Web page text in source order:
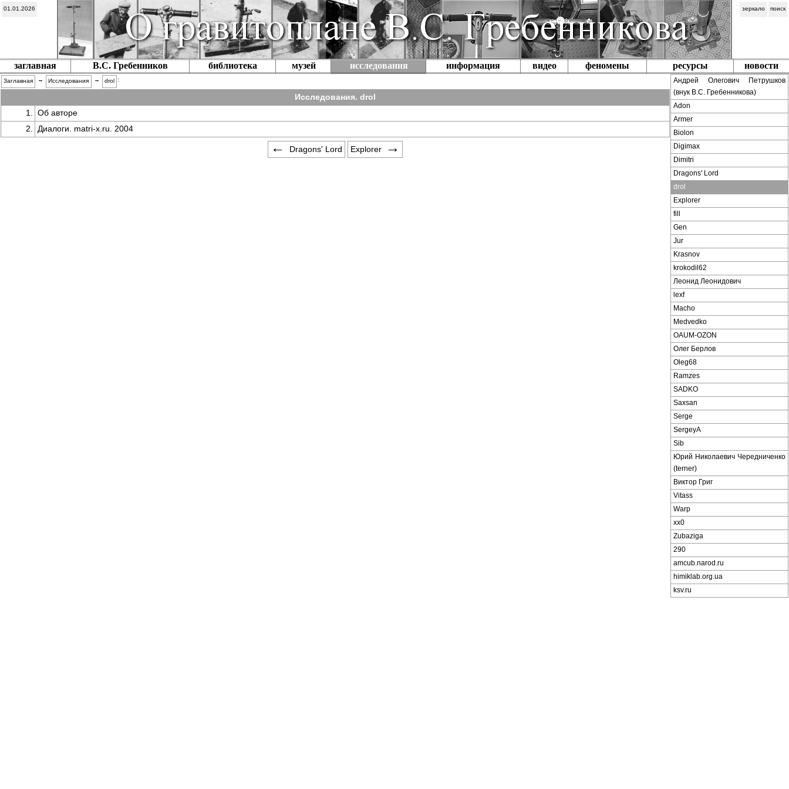
01.01.2026 зеркало поиск
заглавная В.С. Гребенников библиотека музей исследования информация видео феномены ресурсы новости
Заглавная → Исследования → drol :
Исследования. drol
1.
Об авторе
2.
Диалоги. matri-x.ru. 2004
Dragons' Lord Explorer
Андрей Олегович Петрушков
(внук В.С. Гребенникова)
Adon
Armer
Biolon
Digimax
Dimitri
Dragons' Lord
drol
Explorer
fill
Gen
Jur
Krasnov
krokodil62
Леонид Леонидович
lexf
Macho
Medvedko
OAUM-OZON
Олег Берлов
Oleg68
Ramzes
SADKO
Saxsan
Serge
SergeyA
Sib
Юрий Николаевич Чередниченко
(terner)
Виктор Григ
Vitass
Warp
xx0
Zubaziga
290
amcub.narod.ru
himiklab.org.ua
ksv.ru